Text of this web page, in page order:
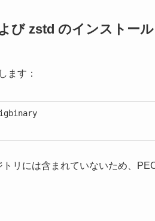
び zstd のインストール
ます：
リには含まれていないため、